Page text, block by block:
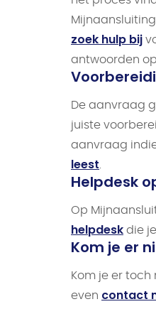
zoek hulp bij
antwoorden
De aanvraag
juiste
aanvraag
leest
Helpdesk
Op
helpdesk die
Kom je er
Kom je er
even contact